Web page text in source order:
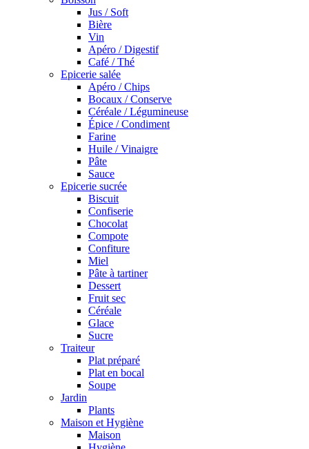
Jus / Soft
Bière
Vin
Apéro / Digestif
Café / Thé
Epicerie salée
Apéro / Chips
Bocaux / Conserve
Céréale / Légumineuse
Épice / Condiment
Farine
Huile / Vinaigre
Pâte
Sauce
Epicerie sucrée
Biscuit
Confiserie
Chocolat
Compote
Confiture
Miel
Pâte à tartiner
Dessert
Fruit sec
Céréale
Glace
Sucre
Traiteur
Plat préparé
Plat en bocal
Soupe
Jardin
Plants
Maison et Hygiène
Maison